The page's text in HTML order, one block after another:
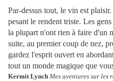
Par-dessus tout, le vin est
pesant le rendent triste. Les
la plupart n'ont rien à faire d'un
suite, au premier coup de nez,
gardez l'esprit ouvert en
tout un monde magique que
Kermit Lynch Mes aventures sur les